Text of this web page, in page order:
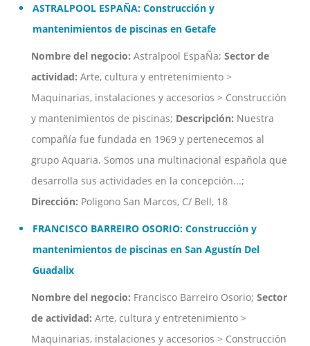
ASTRALPOOL ESPAÑA: Construcción y
mantenimientos de piscinas en Getafe
Nombre del negocio: Astralpool EspaÑa; Sector de
actividad: Arte, cultura y entretenimiento >
Maquinarias, instalaciones y accesorios > Construcción
y mantenimientos de piscinas; Descripción: Nuestra
compañía fue fundada en 1969 y pertenecemos al
grupo Aquaria. Somos una multinacional española que
desarrolla sus actividades en la concepción...;
Dirección: Poligono San Marcos, C/ Bell, 18
FRANCISCO BARREIRO OSORIO: Construcción y
mantenimientos de piscinas en San Agustín Del
Guadalix
Nombre del negocio: Francisco Barreiro Osorio; Sector
de actividad: Arte, cultura y entretenimiento >
Maquinarias, instalaciones y accesorios > Construcción